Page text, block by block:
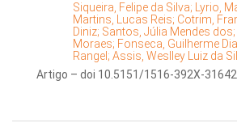
Siqueira, Felipe da Silva; Lyrio,
Martins, Lucas Reis; Cotrim,
Diniz; Santos, Júlia Mendes dos;
Moraes; Fonseca, Guilherme
Rangel; Assis, Weslley Luiz da
Artigo – doi 10.5151/1516-392X-31642